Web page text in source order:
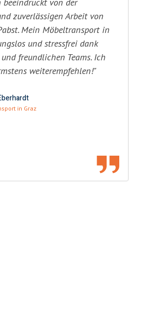
zuverlässigen Arbeit von
Mein Möbeltransport in
und stressfrei dank
freundlichen Teams. Ich
weiterempfehlen!"
in Graz